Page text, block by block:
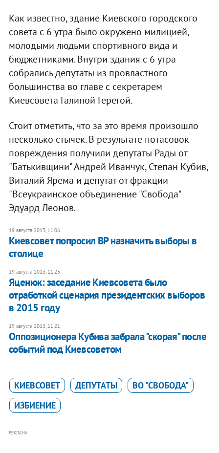
Как известно, здание Киевского городского
совета с 6 утра было окружено милицией,
молодыми людьми спортивного вида и
бюджетниками. Внутри здания с 6 утра
собрались депутаты из провластного
большинства во главе с секретарем
Киевсовета Галиной Герегой.
Стоит отметить, что за это время произошло
несколько стычек. В результате потасовок
повреждения получили депутаты Рады от
"Батькивщини" Андрей Иванчук, Степан Кубив,
Виталий Ярема и депутат от фракции
"Всеукраинское объединение "Свобода"
Эдуард Леонов.
19 августа 2013, 11:06
Киевсовет попросил ВР назначить выборы в
столице
19 августа 2013, 11:23
Яценюк: заседание Киевсовета было
отработкой сценария президентских выборов
в 2015 году
19 августа 2013, 11:21
Оппозиционера Кубива забрала "скорая" после
событий под Киевсоветом
КИЕВСОВЕТ ДЕПУТАТЫ
ВО "СВОБОДА"
ИЗБИЕНИЕ
РЕКЛАМА